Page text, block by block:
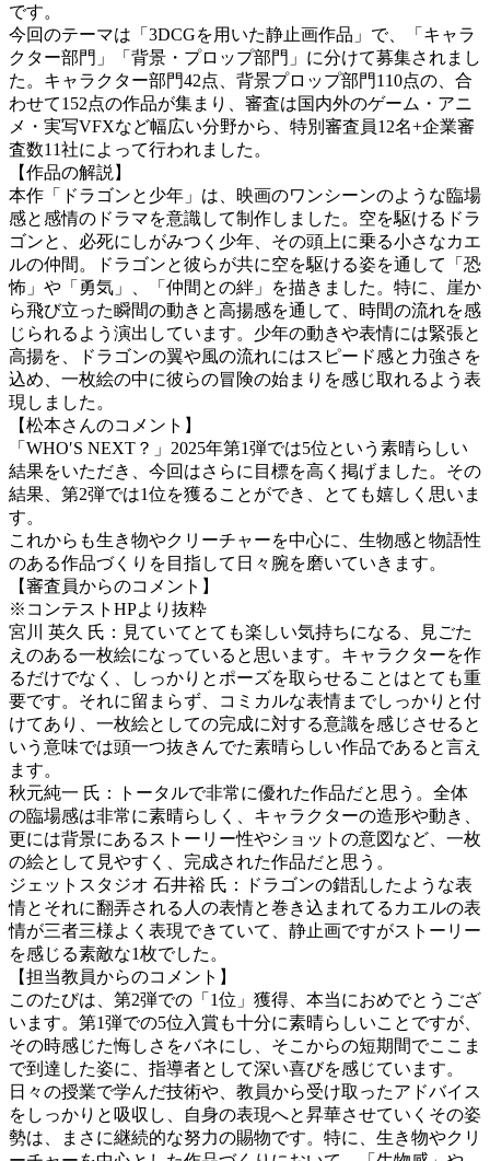
です。
今回のテーマは「3DCGを用いた静止画作品」で、「キャラ
クター部門」「背景・プロップ部門」に分けて募集されまし
た。キャラクター部門42点、背景プロップ部門110点の、合
わせて152点の作品が集まり、審査は国内外のゲーム・アニ
メ・実写VFXなど幅広い分野から、特別審査員12名+企業審
査数11社によって行われました。
【作品の解説】
本作「ドラゴンと少年」は、映画のワンシーンのような臨場
感と感情のドラマを意識して制作しました。空を駆けるドラ
ゴンと、必死にしがみつく少年、その頭上に乗る小さなカエ
ルの仲間。ドラゴンと彼らが共に空を駆ける姿を通して「恐
怖」や「勇気」、「仲間との絆」を描きました。特に、崖か
ら飛び立った瞬間の動きと高揚感を通して、時間の流れを感
じられるよう演出しています。少年の動きや表情には緊張と
高揚を、ドラゴンの翼や風の流れにはスピード感と力強さを
込め、一枚絵の中に彼らの冒険の始まりを感じ取れるよう表
現しました。
【松本さんのコメント】
「WHO′S NEXT？」2025年第1弾では5位という素晴らしい
結果をいただき、今回はさらに目標を高く掲げました。その
結果、第2弾では1位を獲ることができ、とても嬉しく思いま
す。
これからも生き物やクリーチャーを中心に、生物感と物語性
のある作品づくりを目指して日々腕を磨いていきます。
【審査員からのコメント】
※コンテストHPより抜粋
宮川 英久 氏：見ていてとても楽しい気持ちになる、見ごた
えのある一枚絵になっていると思います。キャラクターを作
るだけでなく、しっかりとポーズを取らせることはとても重
要です。それに留まらず、コミカルな表情までしっかりと付
けてあり、一枚絵としての完成に対する意識を感じさせると
いう意味では頭一つ抜きんでた素晴らしい作品であると言え
ます。
秋元純一 氏：トータルで非常に優れた作品だと思う。全体
の臨場感は非常に素晴らしく、キャラクターの造形や動き、
更には背景にあるストーリー性やショットの意図など、一枚
の絵として見やすく、完成された作品だと思う。
ジェットスタジオ 石井裕 氏：ドラゴンの錯乱したような表
情とそれに翻弄される人の表情と巻き込まれてるカエルの表
情が三者三様よく表現できていて、静止画ですがストーリー
を感じる素敵な1枚でした。
【担当教員からのコメント】
このたびは、第2弾での「1位」獲得、本当におめでとうござ
います。第1弾での5位入賞も十分に素晴らしいことですが、
その時感じた悔しさをバネにし、そこからの短期間でここま
で到達した姿に、指導者として深い喜びを感じています。
日々の授業で学んだ技術や、教員から受け取ったアドバイス
をしっかりと吸収し、自身の表現へと昇華させていくその姿
勢は、まさに継続的な努力の賜物です。特に、生き物やクリ